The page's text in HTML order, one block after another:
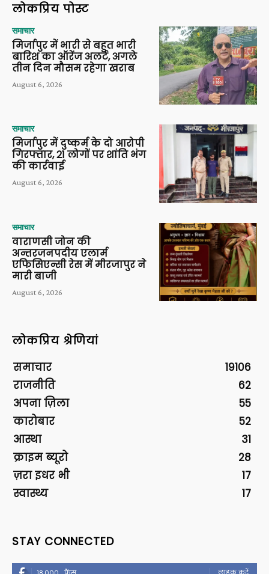
लोकप्रिय पोस्ट
समाचार
मिर्जापुर में भारी से बहुत भारी
बारिश का ऑरेंज अलर्ट, अगले
तीन दिन मौसम रहेगा खराब
August 6, 2026
समाचार
मिर्जापुर में दुष्कर्म के दो आरोपी
गिरफ्तार, 21 लोगों पर शांति भंग
की कार्रवाई
August 6, 2026
समाचार
वाराणसी जोन की
अन्तरजनपदीय एलार्म
एफिसिएन्सी रेस में मीरजापुर ने
मारी बाजी
August 6, 2026
लोकप्रिय श्रेणियां
समाचार
19106
राजनीति
62
अपना ज़िला
55
कारोबार
52
आस्था
31
क्राइम ब्यूरो
28
ज़रा इधर भी
17
स्वास्थ्य
17
STAY CONNECTED